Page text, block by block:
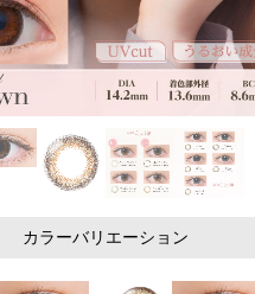
カラーバリエーション